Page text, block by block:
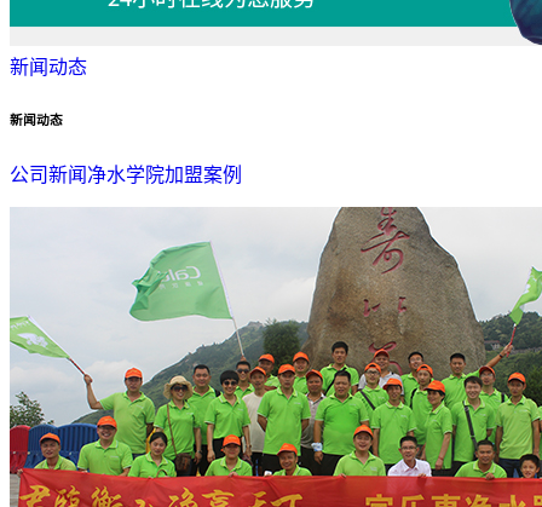
新闻动态
新闻动态
公司新闻 净水学院加盟案例